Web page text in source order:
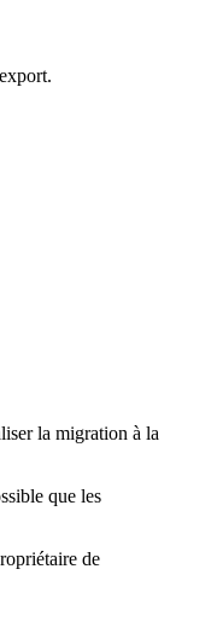
la migration à la
que les
de